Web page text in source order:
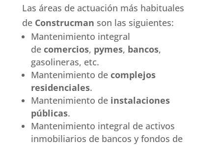
Las áreas de actuación más habituales
de Construcman son las siguientes:
Mantenimiento integral
de comercios, pymes, bancos,
gasolineras, etc.
Mantenimiento de complejos
residenciales.
Mantenimiento de instalaciones
públicas.
Mantenimiento integral de activos
inmobiliarios de bancos y fondos de